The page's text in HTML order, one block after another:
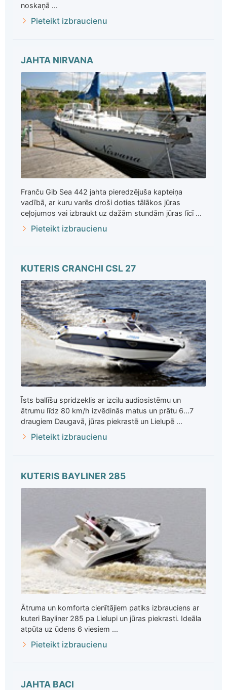
noskaņā ...
Pieteikt izbraucienu
JAHTA NIRVANA
Franču Gib Sea 442 jahta pieredzējuša kapteiņa
vadībā, ar kuru varēs droši doties tālākos jūras
ceļojumos vai izbraukt uz dažām stundām jūras līcī ...
Pieteikt izbraucienu
KUTERIS CRANCHI CSL 27
Īsts ballīšu spridzeklis ar izcilu audiosistēmu un
ātrumu līdz 80 km/h izvēdinās matus un prātu 6...7
draugiem Daugavā, jūras piekrastē un Lielupē ...
Pieteikt izbraucienu
KUTERIS BAYLINER 285
Ātruma un komforta cienītājiem patiks izbrauciens ar
kuteri Bayliner 285 pa Lielupi un jūras piekrasti. Ideāla
atpūta uz ūdens 6 viesiem ...
Pieteikt izbraucienu
JAHTA BACI